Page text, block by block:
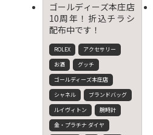
ゴールディーズ本庄店
10周年！折込チラシ
配布中です！
ROLEX
アクセサリー
お酒
グッチ
ゴールディーズ本庄店
シャネル
ブランドバッグ
ルイヴィトン
腕時計
金・プラチナ ダイヤ